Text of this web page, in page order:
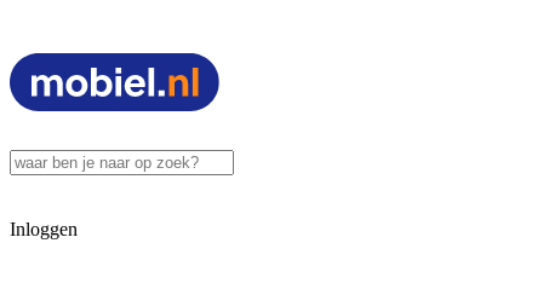
Inloggen